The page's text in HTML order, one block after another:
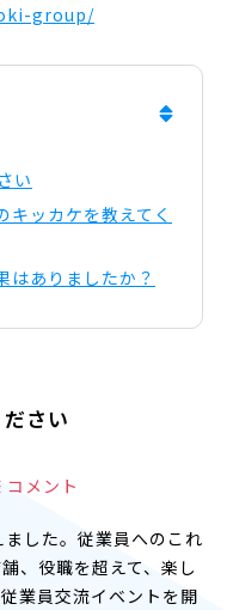
group/
い
ッカケを教えてく
ありましたか？
さい
メント
した。従業員へのこれ
、役職を超えて、楽し
業員交流イベントを開